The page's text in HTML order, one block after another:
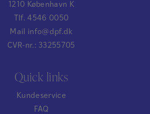
1210 København K
Tlf. 4546 0050
Mail info@dpf.dk
CVR-nr.: 33255705
Quick links
Kundeservice
FAQ